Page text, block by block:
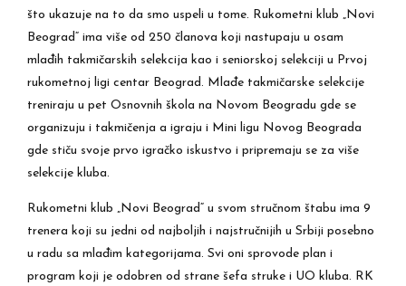
što ukazuje na to da smo uspeli u tome. Rukometni klub „Novi
Beograd“ ima više od 250 članova koji nastupaju u osam
mlađih takmičarskih selekcija kao i seniorskoj selekciji u Prvoj
rukometnoj ligi centar Beograd. Mlađe takmičarske selekcije
treniraju u pet Osnovnih škola na Novom Beogradu gde se
organizuju i takmičenja a igraju i Mini ligu Novog Beograda
gde stiču svoje prvo igračko iskustvo i pripremaju se za više
selekcije kluba.
Rukometni klub „Novi Beograd“ u svom stručnom štabu ima 9
trenera koji su jedni od najboljih i najstručnijih u Srbiji posebno
u radu sa mlađim kategorijama. Svi oni sprovode plan i
program koji je odobren od strane šefa struke i UO kluba. RK